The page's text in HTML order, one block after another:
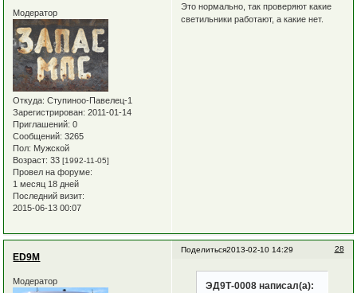
Модератор
Откуда: Ступиноо-Павелец-1
Зарегистрирован: 2011-01-14
Приглашений: 0
Сообщений: 3265
Пол: Мужской
Возраст: 33[1992-11-05]
Провел на форуме:
1 месяц 18 дней
Последний визит:
2015-06-13 00:07
Это нормально, так проверяют какие
светильники работают, а какие нет.
Поделиться 28
2013-02-10 14:29
ED9M
Модератор ЭД9Т-0008 написал(а):